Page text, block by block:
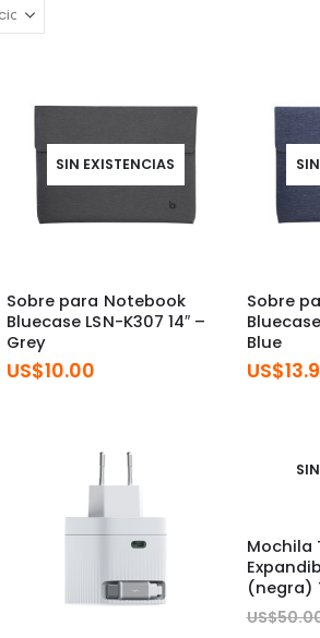
SIN EXISTENCIAS
Sobre para Notebook
Bluecase LSN-K307 14″ –
Grey
US$10.00
Sobre
Blue
US$
Mochila
(negra)
US$